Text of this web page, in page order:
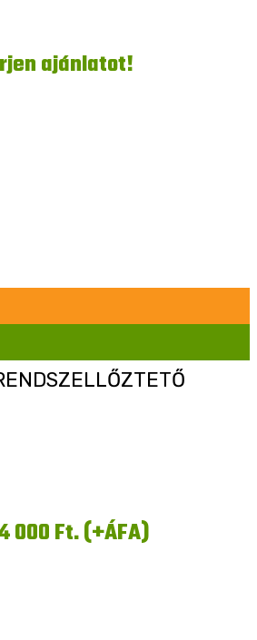
ajánlatot!
000 Ft. (+ÁFA)